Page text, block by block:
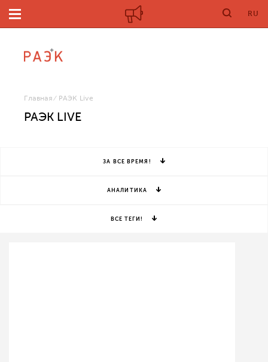
RU
Главная РАЭК Live
РАЭК LIVE
ЗА ВСЕ ВРЕМЯ!
АНАЛИТИКА
ВСЕ ТЕГИ!